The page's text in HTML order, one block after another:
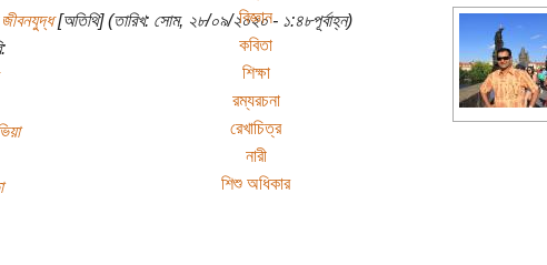
বিজ্ঞান
কবিতা
শিক্ষা
রম্যরচনা
রেখাচিত্র
নারী
শিশু অধিকার
জীবনযুদ্ধ[অতিথি] (তারিখ: সোম, ২৮/০৯/২০২০ - ১:৪৮পূর্বাহ্ন)